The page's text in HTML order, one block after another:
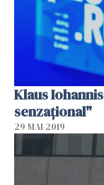
Klaus
senzaţional"
29 MAI 2019